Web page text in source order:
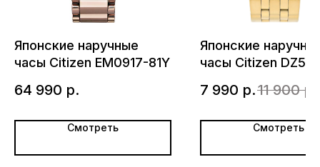
Японские наручные
часы Citizen EM0917-81Y
64 990 р.
Смотреть
Японские
часы Citizen
7 990 р.11 900 р.
Смотреть